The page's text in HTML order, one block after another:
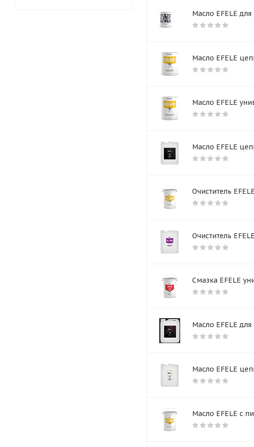
Масло EFELE
Масло EFELE
Масло EFELE
Масло EFELE
Очиститель
Очиститель
Смазка EFELE
Масло EFELE
Масло EFELE
Масло EFELE с